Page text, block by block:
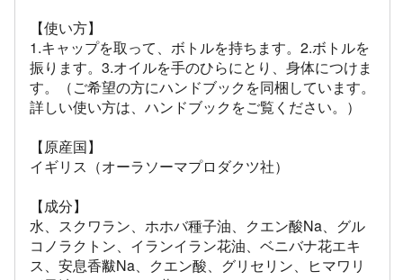
【使い方】
1.キャップを取って、ボトルを持ちます。2.ボトルを
振ります。3.オイルを手のひらにとり、身体につけま
す。（ご希望の方にハンドブックを同梱しています。
詳しい使い方は、ハンドブックをご覧ください。）
【原産国】
イギリス（オーラソーマプロダクツ社）
【成分】
水、スクワラン、ホホバ種子油、クエン酸Na、グル
コノラクトン、イランイラン花油、ベニバナ花エキ
ス、安息香黻Na、クエン酸、グリセリン、ヒマワリ